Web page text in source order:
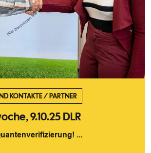
KONTAKTE/ PARTNER
9.10.25 DLR
...